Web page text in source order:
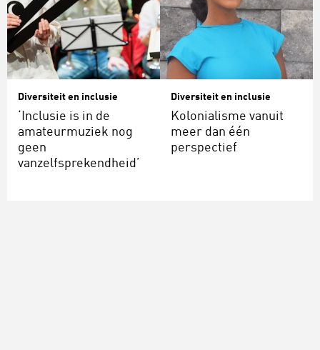
Diversiteit en inclusie
‘Inclusie is in de
amateurmuziek nog
geen
vanzelfsprekendheid’
Diversiteit en inclusie
Kolonialisme vanuit
meer dan één
perspectief